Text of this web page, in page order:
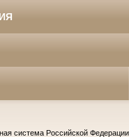
система Российской